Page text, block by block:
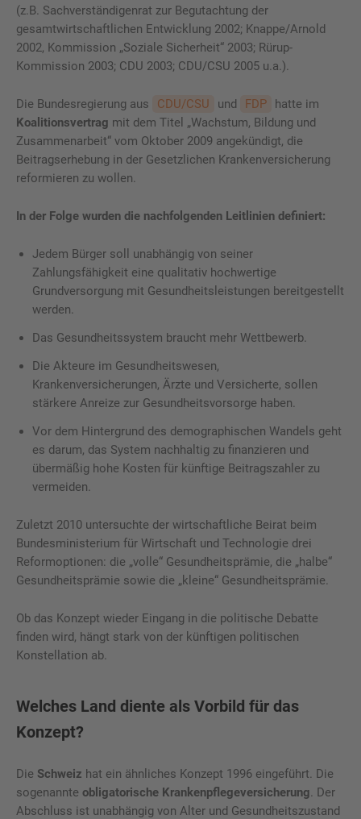
(z.B. Sachverständigenrat zur Begutachtung der
gesamtwirtschaftlichen Entwicklung 2002; Knappe/Arnold
2002, Kommission „Soziale Sicherheit“ 2003; Rürup-
Kommission 2003; CDU 2003; CDU/CSU 2005 u.a.).
Die Bundesregierung aus CDU/CSU und FDP
hatte im
Koalitionsvertrag mit dem Titel „Wachstum, Bildung und
Zusammenarbeit“ vom Oktober 2009 angekündigt, die
Beitragserhebung in der Gesetzlichen Krankenversicherung
reformieren zu wollen.
In der Folge wurden die nachfolgenden Leitlinien definiert:
Jedem Bürger soll unabhängig von seiner
Zahlungsfähigkeit eine qualitativ hochwertige
Grundversorgung mit Gesundheitsleistungen bereitgestellt
werden.
Das Gesundheitssystem braucht mehr Wettbewerb.
Die Akteure im Gesundheitswesen,
Krankenversicherungen, Ärzte und Versicherte, sollen
stärkere Anreize zur Gesundheitsvorsorge haben.
Vor dem Hintergrund des demographischen Wandels geht
es darum, das System nachhaltig zu finanzieren und
übermäßig hohe Kosten für künftige Beitragszahler zu
vermeiden.
Zuletzt 2010 untersuchte der wirtschaftliche Beirat beim
Bundesministerium für Wirtschaft und Technologie drei
Reformoptionen: die „volle“ Gesundheitsprämie, die „halbe“
Gesundheitsprämie sowie die „kleine“ Gesundheitsprämie.
Ob das Konzept wieder Eingang in die politische Debatte
finden wird, hängt stark von der künftigen politischen
Konstellation ab.
Welches Land diente als Vorbild für das
Konzept?
Die Schweiz hat ein ähnliches Konzept 1996 eingeführt. Die
sogenannte obligatorische Krankenpflegeversicherung. Der
Abschluss ist unabhängig von Alter und Gesundheitszustand